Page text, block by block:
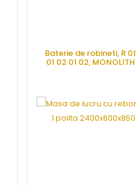
Baterie de robineti, R 01
01 02 01 02, MONOLITH